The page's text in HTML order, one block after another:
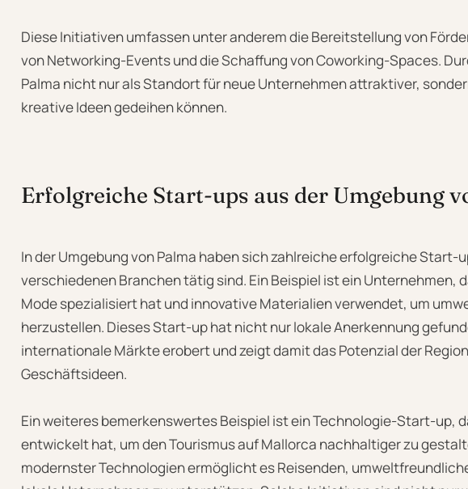
Diese Initiativen umfassen unter anderem die Bereitstellung von
von Networking-Events und die Schaffung von Coworking-Spaces.
Palma nicht nur als Standort für neue Unternehmen attraktiver,
kreative Ideen gedeihen können.
Erfolgreiche Start-ups aus der Umgebung
In der Umgebung von Palma haben sich zahlreiche erfolgreiche Start-
verschiedenen Branchen tätig sind. Ein Beispiel ist ein Unternehmen,
Mode spezialisiert hat und innovative Materialien verwendet, um
herzustellen. Dieses Start-up hat nicht nur lokale Anerkennung
internationale Märkte erobert und zeigt damit das Potenzial der
Geschäftsideen.
Ein weiteres bemerkenswertes Beispiel ist ein Technologie-Start-up,
entwickelt hat, um den Tourismus auf Mallorca nachhaltiger zu
modernster Technologien ermöglicht es Reisenden,